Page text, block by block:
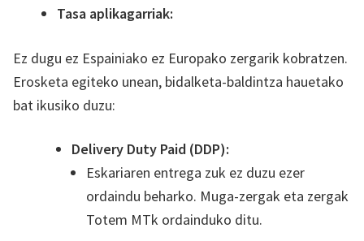
Tasa aplikagarriak:
Ez dugu ez Espainiako ez Europako zergarik kobratzen.
Erosketa egiteko unean, bidalketa-baldintza hauetako
bat ikusiko duzu:
Delivery Duty Paid (DDP):
Eskariaren entrega zuk ez duzu ezer
ordaindu beharko. Muga-zergak eta zergak
Totem MTk ordainduko ditu.